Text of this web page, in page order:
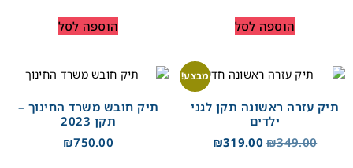
הוספה לסל הוספה לסל
מבצע!
תיק עזרה ראשונה תקן לגני
ילדים
₪349.00
₪319.00
תיק חובש משרד החינוך –
תקן 2023
₪750.00